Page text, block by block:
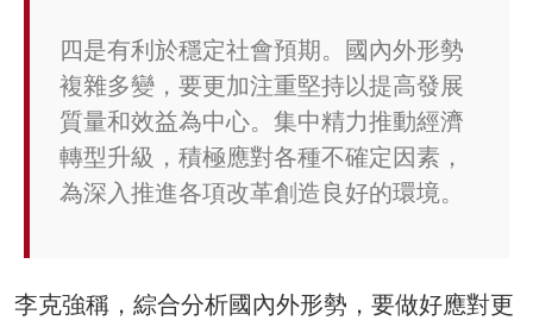
四是有利於穩定社會預期。國內外形勢
複雜多變，要更加注重堅持以提高發展
質量和效益為中心。集中精力推動經濟
轉型升級，積極應對各種不確定因素，
為深入推進各項改革創造良好的環境。
李克強稱，綜合分析國內外形勢，要做好應對更